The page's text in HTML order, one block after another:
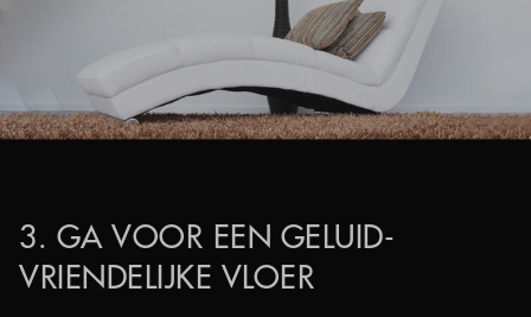
3. GA VOOR EEN GELUID-
VRIENDELIJKE VLOER